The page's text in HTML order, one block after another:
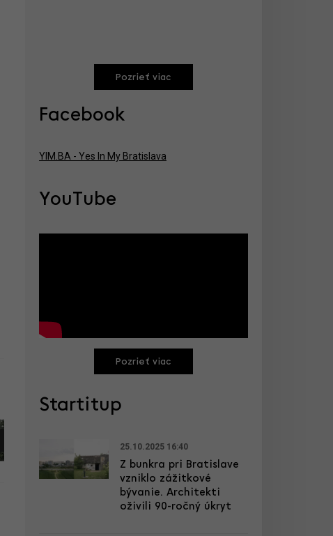
Pozrieť viac
Facebook
YIM.BA - Yes In My Bratislava
YouTube
Pozrieť viac
Startitup
25.10.2025 16:40
Z bunkra pri Bratislave
vzniklo zážitkové
bývanie. Architekti
oživili 90-ročný úkryt